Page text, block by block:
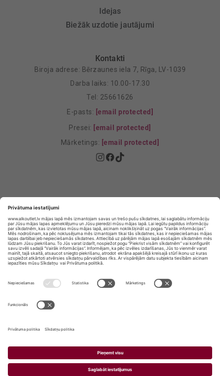
Idejas
Biežāk uzdotie jautājumi
Kontakti
Biroja adrese: Bērzaunes iela 7, Rīga, LV-1039
Darba laiks: 10.00-17.30
Tel: 25661626
E-pasts: [email protected]
Presei: [email protected]
Mārketings: [email protected]
Privātuma Iestatījumi
E-veikala lietošanas noteikumi
ALKOHOLA PĀRDOŠANA, IEGĀDĀŠANĀS UN
NODOŠANA NEPILNGADĪGĀM PERSONĀM IR
AIZLIEGTA.